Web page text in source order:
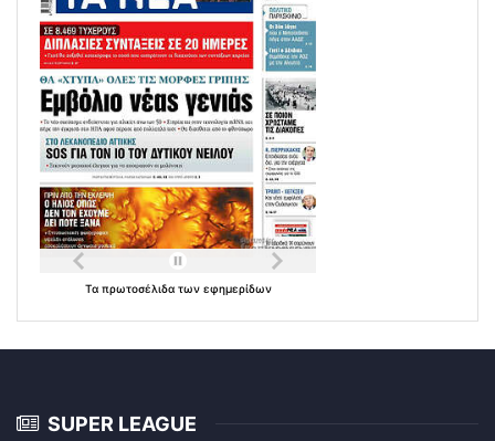
Τα πρωτοσέλιδα των εφημερίδων
SUPER LEAGUE